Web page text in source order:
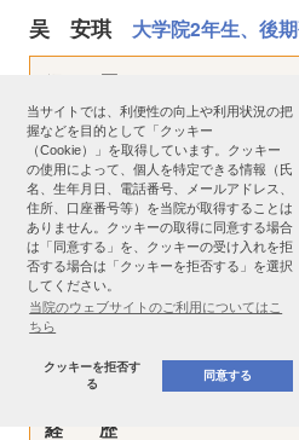
当サイトでは、利便性の向上や利用状況の把
握などを目的として「クッキー
（Cookie）」を取得しています。クッキー
の使用によって、個人を特定できる情報（氏
名、生年月日、電話番号、メールアドレス、
住所、口座番号等）を当院が取得することは
ありません。クッキーの取得に同意する場合
は「同意する」を、クッキーの受け入れを拒
否する場合は「クッキーを拒否する」を選択
してください。
当院のウェブサイトのご利用についてはこ
ちら
クッキーを拒否す
る
同意する
吴 安琪 大学院2年生、後
経 歴
徳島大学歯学部卒業
徳島大学大学院口腔科学研究
専門分野
歯科矯正学
Filippo Moenne Saito
経 歴